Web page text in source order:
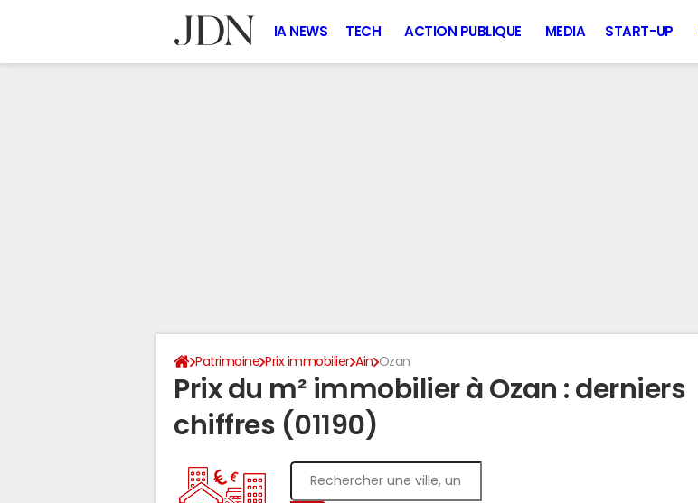
IA NEWS TECH ACTION PUBLIQUE MEDIA START-UP
Patrimoine Prix immobilier Ain Ozan
Prix du m² immobilier à Ozan : derniers
chiffres (01190)